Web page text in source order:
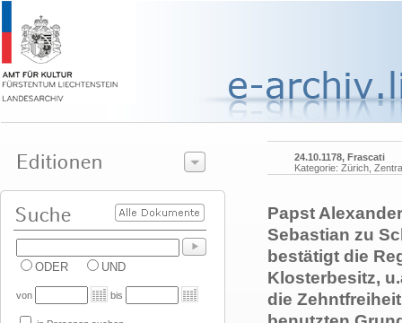
ODER UND
von bis
24.10.1178, Frascati
Kategorie: Zürich,
Papst
Sebastian zu
bestätigt die
Klosterbesitz,
die